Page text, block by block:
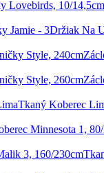
Držiak Na
Tkaný Koberec